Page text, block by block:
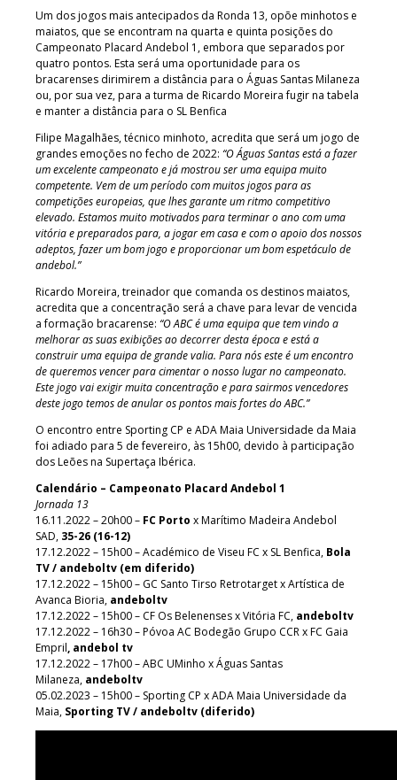
Um dos jogos mais antecipados da Ronda 13, opõe minhotos e
maiatos, que se encontram na quarta e quinta posições do
Campeonato Placard Andebol 1, embora que separados por
quatro pontos. Esta será uma oportunidade para os
bracarenses dirimirem a distância para o Águas Santas Milaneza
ou, por sua vez, para a turma de Ricardo Moreira fugir na tabela
e manter a distância para o SL Benfica
Filipe Magalhães, técnico minhoto, acredita que será um jogo de
grandes emoções no fecho de 2022: “O Águas Santas está a fazer
um excelente campeonato e já mostrou ser uma equipa muito
competente. Vem de um período com muitos jogos para as
competições europeias, que lhes garante um ritmo competitivo
elevado. Estamos muito motivados para terminar o ano com uma
vitória e preparados para, a jogar em casa e com o apoio dos nossos
adeptos, fazer um bom jogo e proporcionar um bom espetáculo de
andebol.”
Ricardo Moreira, treinador que comanda os destinos maiatos,
acredita que a concentração será a chave para levar de vencida
a formação bracarense: “O ABC é uma equipa que tem vindo a
melhorar as suas exibições ao decorrer desta época e está a
construir uma equipa de grande valia. Para nós este é um encontro
de queremos vencer para cimentar o nosso lugar no campeonato.
Este jogo vai exigir muita concentração e para sairmos vencedores
deste jogo temos de anular os pontos mais fortes do ABC.”
O encontro entre Sporting CP e ADA Maia Universidade da Maia
foi adiado para 5 de fevereiro, às 15h00, devido à participação
dos Leões na Supertaça Ibérica.
Calendário – Campeonato Placard Andebol 1
Jornada 13
16.11.2022 – 20h00 – FC Porto x Marítimo Madeira Andebol
SAD, 35-26 (16-12)
17.12.2022 – 15h00 – Académico de Viseu FC x SL Benfica, Bola
TV / andeboltv (em diferido)
17.12.2022 – 15h00 – GC Santo Tirso Retrotarget x Artística de
Avanca Bioria, andeboltv
17.12.2022 – 15h00 – CF Os Belenenses x Vitória FC, andeboltv
17.12.2022 – 16h30 – Póvoa AC Bodegão Grupo CCR x FC Gaia
Empril, andebol tv
17.12.2022 – 17h00 – ABC UMinho x Águas Santas
Milaneza, andeboltv
05.02.2023 – 15h00 – Sporting CP x ADA Maia Universidade da
Maia, Sporting TV / andeboltv (diferido)